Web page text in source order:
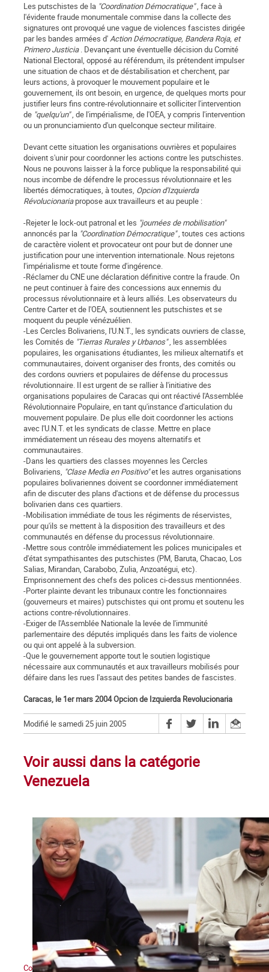
Les putschistes de la "Coordination Démocratique", face à
l'évidente fraude monumentale commise dans la collecte des
signatures ont provoqué une vague de violences fascistes dirigée
par les bandes armées d'Action Démocratique, Bandera Roja, et
Primero Justicia. Devançant une éventuelle décision du Comité
National Electoral, opposé au référendum, ils prétendent impulser
une situation de chaos et de déstabilisation et cherchent, par
leurs actions, à provoquer le mouvement populaire et le
gouvernement, ils ont besoin, en urgence, de quelques morts pour
justifier leurs fins contre-révolutionnaire et solliciter l'intervention
de "quelqu'un", de l'impérialisme, de l'OEA, y compris l'intervention
ou un pronunciamiento d'un quelconque secteur militaire.
Devant cette situation les organisations ouvrières et populaires
doivent s'unir pour coordonner les actions contre les putschistes.
Nous ne pouvons laisser à la force publique la responsabilité qui
nous incombe de défendre le processus révolutionnaire et les
libertés démocratiques, à toutes, Opcion d'Izquierda
Révolucionariapropose aux travailleurs et au peuple :
-Rejeter le lock-out patronal et les "journées de mobilisation"
annoncés par la "Coordination Démocratique", toutes ces actions
de caractère violent et provocateur ont pour but de donner une
justification pour une intervention internationale. Nous rejetons
l'impérialisme et toute forme d'ingérence.
-Réclamer du CNE une déclaration définitive contre la fraude. On
ne peut continuer à faire des concessions aux ennemis du
processus révolutionnaire et à leurs alliés. Les observateurs du
Centre Carter et de l'OEA, soutiennent les putschistes et se
moquent du peuple vénézuélien.
-Les Cercles Bolivariens, l'U.N.T., les syndicats ouvriers de classe,
les Comités de "Tierras Rurales y Urbanos", les assemblées
populaires, les organisations étudiantes, les milieux alternatifs et
communautaires, doivent organiser des fronts, des comités ou
des cordons ouvriers et populaires de défense du processus
révolutionnaire. Il est urgent de se rallier à l'initiative des
organisations populaires de Caracas qui ont réactivé l'Assemblée
Révolutionnaire Populaire, en tant qu'instance d'articulation du
mouvement populaire. De plus elle doit coordonner les actions
avec l'U.N.T. et les syndicats de classe. Mettre en place
immédiatement un réseau des moyens alternatifs et
communautaires.
-Dans les quartiers des classes moyennes les Cercles
Bolivariens, "Clase Media en Positivo"et les autres organisations
populaires bolivariennes doivent se coordonner immédiatement
afin de discuter des plans d'actions et de défense du processus
bolivarien dans ces quartiers.
-Mobilisation immédiate de tous les régiments de réservistes,
pour qu'ils se mettent à la disposition des travailleurs et des
communautés en défense du processus révolutionnaire.
-Mettre sous contrôle immédiatement les polices municipales et
d'état sympathisantes des putschistes (PM, Baruta, Chacao, Los
Salias, Mirandan, Carabobo, Zulia, Anzoatégui, etc).
Emprisonnement des chefs des polices ci-dessus mentionnées.
-Porter plainte devant les tribunaux contre les fonctionnaires
(gouverneurs et maires) putschistes qui ont promu et soutenu les
actions contre-révolutionnaires.
-Exiger de l'Assemblée Nationale la levée de l'immunité
parlementaire des députés impliqués dans les faits de violence
ou qui ont appelé à la subversion.
-Que le gouvernement apporte tout le soutien logistique
nécessaire aux communautés et aux travailleurs mobilisés pour
défaire dans les rues l'assaut des petites bandes de fascistes.
Caracas, le 1er mars 2004 Opcion de Izquierda Revolucionaria
Modifié le samedi 25 juin 2005
Voir aussi dans la catégorie
Venezuela
Contre l’interventionnisme et les menaces militaires impérialistes